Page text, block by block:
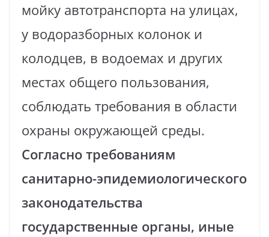
мойку автотранспорта на улицах,
у водоразборных колонок и
колодцев, в водоемах и других
местах общего пользования,
соблюдать требования в области
охраны окружающей среды.
Согласно требованиям
санитарно-эпидемиологического
законодательства
государственные органы, иные